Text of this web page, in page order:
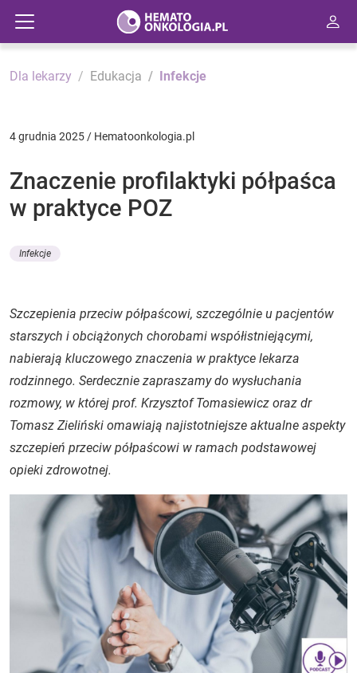
Dla lekarzy Edukacja Infekcje
4 grudnia 2025 / Hematoonkologia.pl
Znaczenie profilaktyki półpaśca
w praktyce POZ
Infekcje
Szczepienia przeciw półpaścowi, szczególnie u pacjentów
starszych i obciążonych chorobami współistniejącymi,
nabierają kluczowego znaczenia w praktyce lekarza
rodzinnego. Serdecznie zapraszamy do wysłuchania
rozmowy, w której prof. Krzysztof Tomasiewicz oraz dr
Tomasz Zieliński omawiają najistotniejsze aktualne aspekty
szczepień przeciw półpaścowi w ramach podstawowej
opieki zdrowotnej.